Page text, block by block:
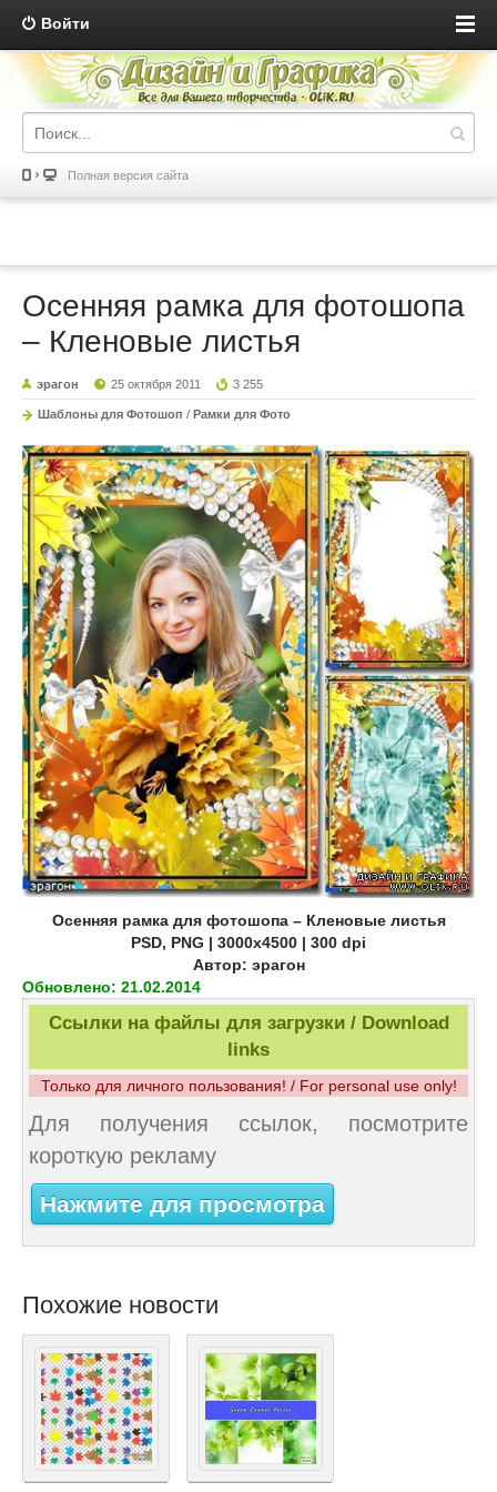
Войти
Полная версия сайта
Осенняя рамка для фотошопа
– Кленовые листья
эрагон 25 октября 2011 3 255
Шаблоны для Фотошоп / Рамки для Фото
Осенняя рамка для фотошопа – Кленовые листья
PSD, PNG | 3000x4500 | 300 dpi
Автор: эрагон
Обновлено: 21.02.2014
Ссылки на файлы для загрузки / Download
links
Только для личного пользования! / For personal use only!
Для получения ссылок, посмотрите
короткую рекламу
Нажмите для просмотра
Похожие новости